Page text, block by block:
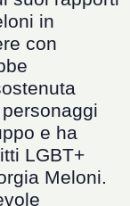
in
con
e ha
LGBT+
Meloni.